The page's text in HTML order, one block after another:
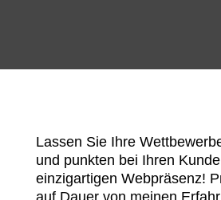
Lassen Sie Ihre
und punkten bei Ihren
einzigartigen Webpräsenz!
auf Dauer von meinen